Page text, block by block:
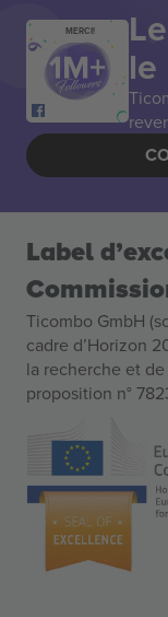
MERCI!
le
Label
Ticombo GmbH
cadre d’Horizon
la recherche et de
proposition n°